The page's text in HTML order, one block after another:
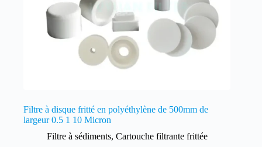
Filtre à disque fritté en polyéthylène de 500mm de
largeur 0.5 1 10 Micron
Filtre à sédiments, Cartouche filtrante frittée